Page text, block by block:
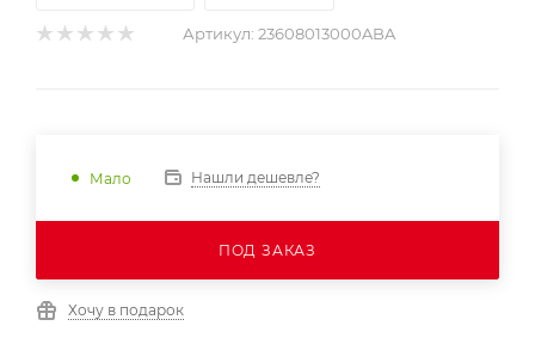
Артикул: 23608013000ABA
Мало Нашли дешевле?
ПОД ЗАКАЗ
Хочу в подарок